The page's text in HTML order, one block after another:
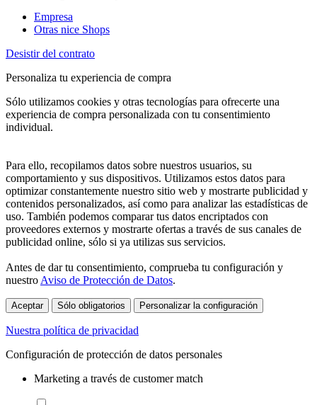
Empresa
Otras nice Shops
Desistir del contrato
Personaliza tu experiencia de compra
Sólo utilizamos cookies y otras tecnologías para ofrecerte una
experiencia de compra personalizada con tu consentimiento
individual.
Para ello, recopilamos datos sobre nuestros usuarios, su
comportamiento y sus dispositivos. Utilizamos estos datos para
optimizar constantemente nuestro sitio web y mostrarte publicidad y
contenidos personalizados, así como para analizar las estadísticas de
uso. También podemos comparar tus datos encriptados con
proveedores externos y mostrarte ofertas a través de sus canales de
publicidad online, sólo si ya utilizas sus servicios.
Antes de dar tu consentimiento, comprueba tu configuración y
nuestro Aviso de Protección de Datos.
Aceptar Sólo obligatorios Personalizar la configuración
Nuestra política de privacidad
Configuración de protección de datos personales
Marketing a través de customer match